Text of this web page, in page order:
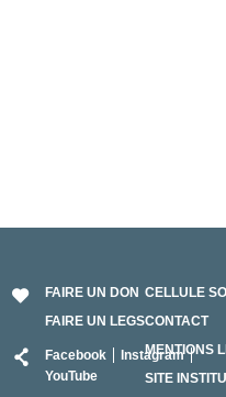
FAIRE UN DON
FAIRE UN LEGS
Facebook
Instagram
YouTube
CELLULE
CONTACT
MENTIONS
SITE